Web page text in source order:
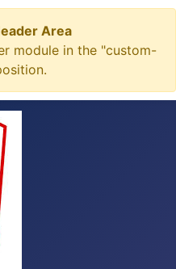
Area
module in the "custom-